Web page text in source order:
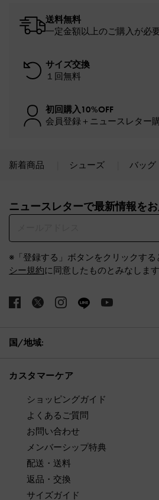
送料無料
一定金額以上のご購入が必
サイズ交換
１回無料
初回購入10%OFF
会員登録＋ニュースレター
新着商品 シューズ バッグ
ニュースレターで最新情報をお
※「登録する」ボタンをクリックする
シー規約に同意したものとみなします
国/地域:
カスタマーケア
ショッピングガイド
よくあるご質問
お問い合わせ
メンバーシップ特典
配送・送料
返品・交換
サイズガイド